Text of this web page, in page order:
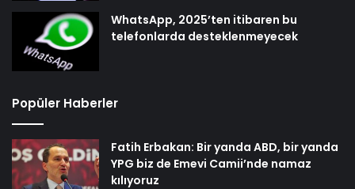
WhatsApp, 2025’ten itibaren bu
telefonlarda desteklenmeyecek
Popüler Haberler
Fatih Erbakan: Bir yanda ABD, bir yanda
YPG biz de Emevi Camii’nde namaz
kılıyoruz